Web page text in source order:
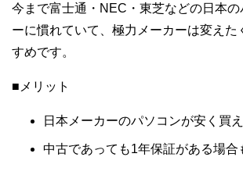
今まで富士通・NEC・東芝などの日本の
ーに慣れていて、極力メーカーは変えた
すめです。
■メリット
日本メーカーのパソコンが安く買
中古であっても1年保証がある場合